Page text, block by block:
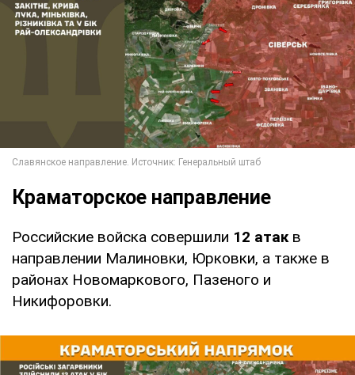
Краматорское направление
Российские войска совершили 12 атакв
направлении Малиновки, Юрковки, а также в
районах Новомаркового, Пазеного и
Никифоровки.